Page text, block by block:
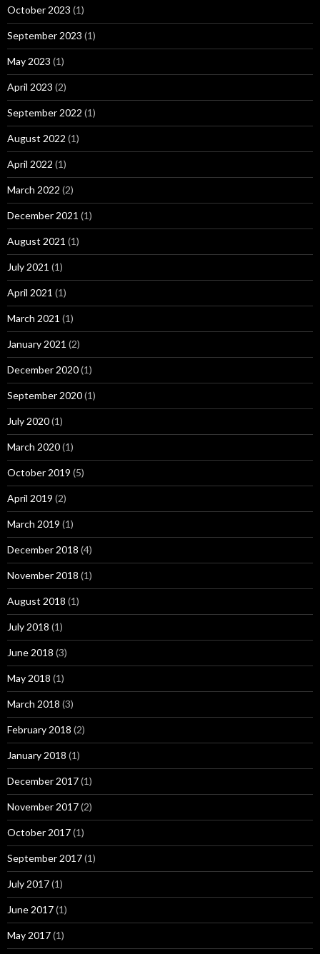
October 2023 (1)
September 2023 (1)
May 2023 (1)
April 2023 (2)
September 2022 (1)
August 2022 (1)
April 2022 (1)
March 2022 (2)
December 2021 (1)
August 2021 (1)
July 2021 (1)
April 2021 (1)
March 2021 (1)
January 2021 (2)
December 2020(1)
September 2020(1)
July 2020(1)
March 2020(1)
October 2019 (5)
April 2019 (2)
March 2019 (1)
December 2018 (4)
November 2018 (1)
August 2018 (1)
July 2018 (1)
June 2018 (3)
May 2018 (1)
March 2018 (3)
February 2018 (2)
January 2018 (1)
December 2017(1)
November 2017(2)
October 2017(1)
September 2017(1)
July 2017(1)
June 2017(1)
May 2017(1)